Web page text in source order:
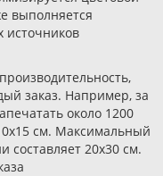
выполняется
источников
заказ. Например, за
около 1200
см. Максимальный
составляет 20х30 см.